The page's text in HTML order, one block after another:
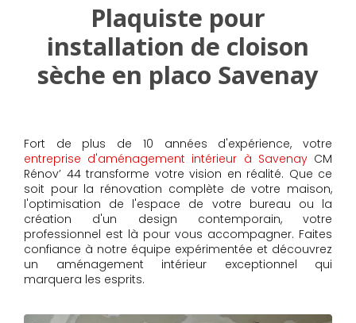
Plaquiste pour
installation de cloison
sèche en placo Savenay
Fort de plus de 10 années d'expérience, votre
entreprise d'aménagement intérieur à SavenayCM
Rénov’ 44 transforme votre vision en réalité. Que ce
soit pour la rénovation complète de votre maison,
l'optimisation de l'espace de votre bureau ou la
création d'un design contemporain, votre
professionnel est là pour vous accompagner. Faites
confiance à notre équipe expérimentée et découvrez
un aménagement intérieur exceptionnel qui
marquera les esprits.